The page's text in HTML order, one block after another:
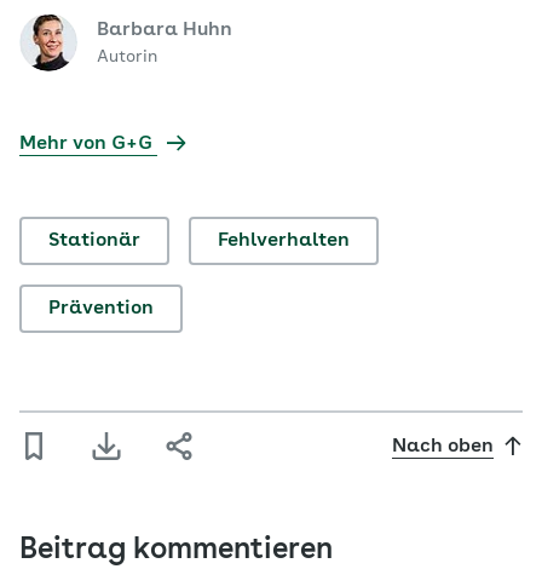
Barbara Huhn
Autorin
Mehr von G+G
Stationär Fehlverhalten
Prävention
Nach oben
Beitrag kommentieren